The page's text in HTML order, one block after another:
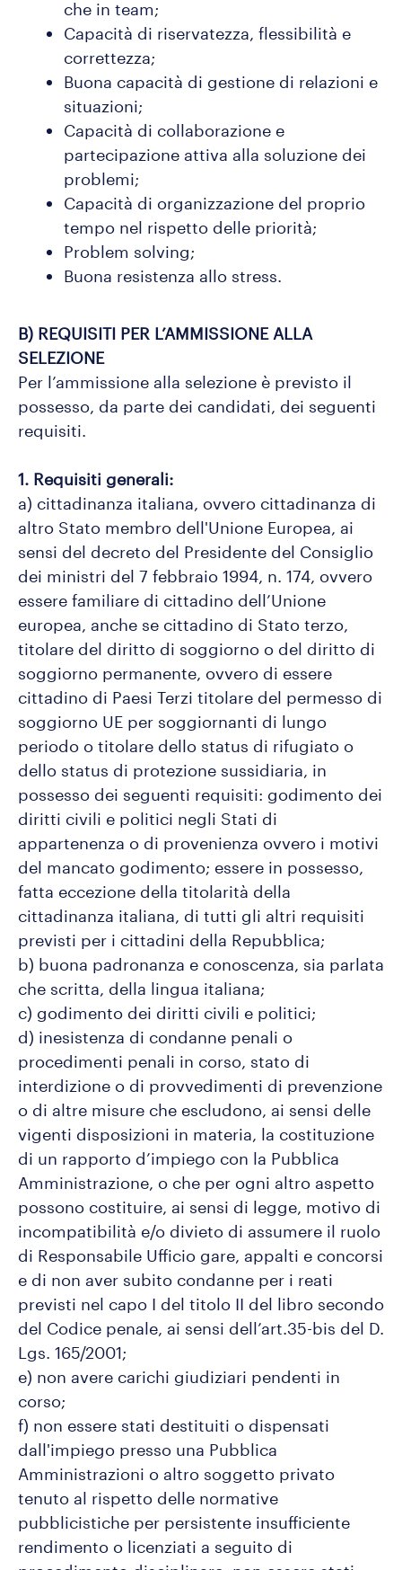
che in team;
Capacità di riservatezza, flessibilità e
correttezza;
Buona capacità di gestione di relazioni e
situazioni;
Capacità di collaborazione e
partecipazione attiva alla soluzione dei
problemi;
Capacità di organizzazione del proprio
tempo nel rispetto delle priorità;
Problem solving;
Buona resistenza allo stress.
B) REQUISITI PER L’AMMISSIONE ALLA
SELEZIONE
Per l’ammissione alla selezione è previsto il
possesso, da parte dei candidati, dei seguenti
requisiti.
1. Requisiti generali:
a) cittadinanza italiana, ovvero cittadinanza di
altro Stato membro dell'Unione Europea, ai
sensi del decreto del Presidente del Consiglio
dei ministri del 7 febbraio 1994, n. 174, ovvero
essere familiare di cittadino dell’Unione
europea, anche se cittadino di Stato terzo,
titolare del diritto di soggiorno o del diritto di
soggiorno permanente, ovvero di essere
cittadino di Paesi Terzi titolare del permesso di
soggiorno UE per soggiornanti di lungo
periodo o titolare dello status di rifugiato o
dello status di protezione sussidiaria, in
possesso dei seguenti requisiti: godimento dei
diritti civili e politici negli Stati di
appartenenza o di provenienza ovvero i motivi
del mancato godimento; essere in possesso,
fatta eccezione della titolarità della
cittadinanza italiana, di tutti gli altri requisiti
previsti per i cittadini della Repubblica;
b) buona padronanza e conoscenza, sia parlata
che scritta, della lingua italiana;
c) godimento dei diritti civili e politici;
d) inesistenza di condanne penali o
procedimenti penali in corso, stato di
interdizione o di provvedimenti di prevenzione
o di altre misure che escludono, ai sensi delle
vigenti disposizioni in materia, la costituzione
di un rapporto d’impiego con la Pubblica
Amministrazione, o che per ogni altro aspetto
possono costituire, ai sensi di legge, motivo di
incompatibilità e/o divieto di assumere il ruolo
di Responsabile Ufficio gare, appalti e concorsi
e di non aver subito condanne per i reati
previsti nel capo I del titolo II del libro secondo
del Codice penale, ai sensi dell’art.35-bis del D.
Lgs. 165/2001;
e) non avere carichi giudiziari pendenti in
corso;
f) non essere stati destituiti o dispensati
dall'impiego presso una Pubblica
Amministrazioni o altro soggetto privato
tenuto al rispetto delle normative
pubblicistiche per persistente insufficiente
rendimento o licenziati a seguito di